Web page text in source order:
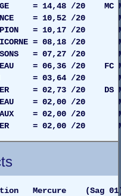
= 14,48 /20 MC
= 10,52 /20
= 10,17 /20
= 08,18 /20
= 07,27 /20
= 06,36 /20 FC
= 03,64 /20
= 02,73 /20 DS
= 02,00 /20
/20 MAISON
20 MAISON
Mercure (Sag 01)